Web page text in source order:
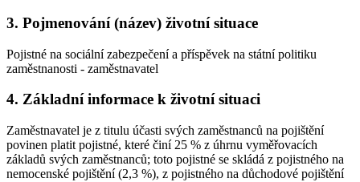
3. Pojmenování (název) životní situace
Pojistné na sociální zabezpečení a příspěvek na státní politiku
zaměstnanosti - zaměstnavatel
4. Základní informace k životní situaci
Zaměstnavatel je z titulu účasti svých zaměstnanců na pojištění
povinen platit pojistné, které činí 25 % z úhrnu vyměřovacích
základů svých zaměstnanců; toto pojistné se skládá z pojistného na
nemocenské pojištění (2,3 %), z pojistného na důchodové pojištění